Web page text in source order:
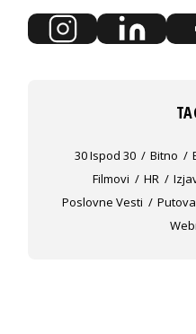
30 Ispod 30 Bitno
Filmovi
HR
Poslovne Vesti